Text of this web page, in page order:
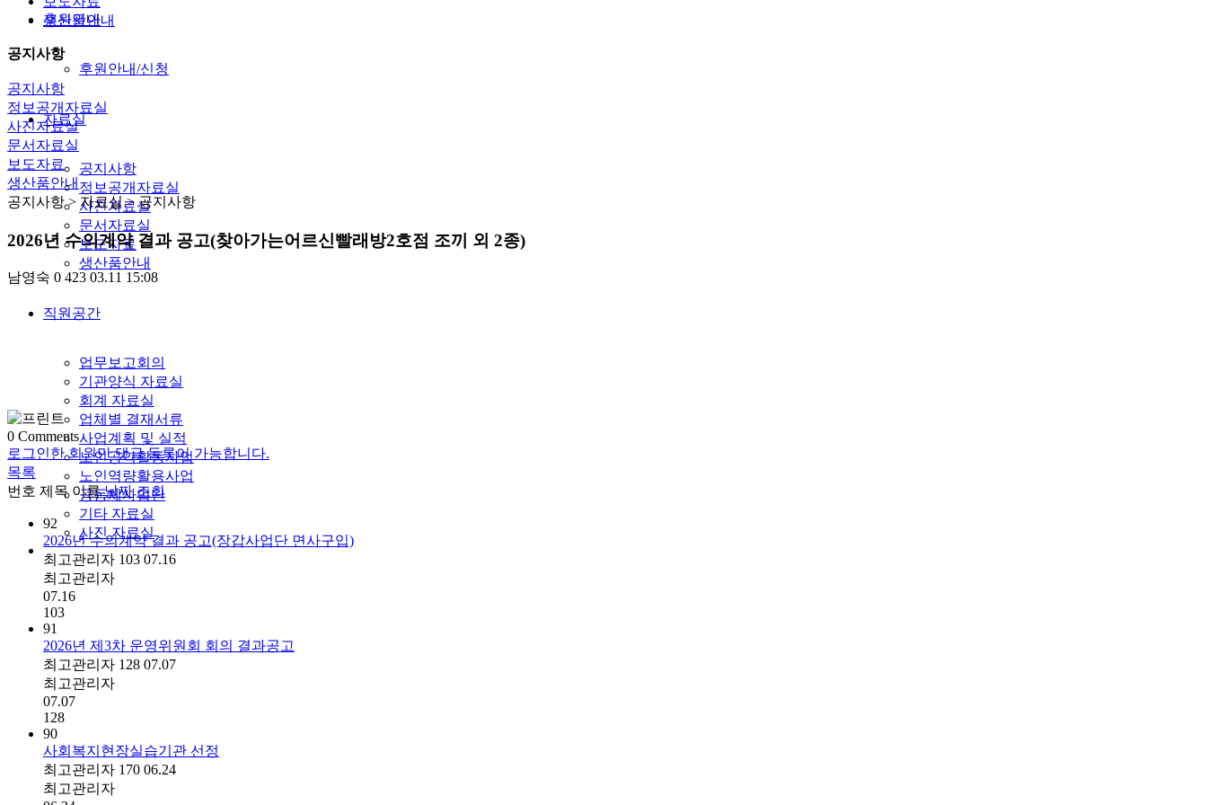
후원안내
후원안내/신청
자료실
공지사항
정보공개자료실
사진자료실
문서자료실
보도자료
생산품안내
직원공간
업무보고회의
기관양식 자료실
회계 자료실
업체별 결재서류
사업계획 및 실적
노인공익활동사업
노인역량활용사업
공동체사업단
기타 자료실
사진 자료실
생산품안내
공지사항
공지사항
정보공개자료실
사진자료실
문서자료실
보도자료
생산품안내
공지사항 > 자료실 > 공지사항
2026년 수의계약 결과 공고(찾아가는어르신빨래방2호점 조끼 외 2종)
남영숙 0 423 03.11 15:08
0 Comments
로그인한 회원만 댓글 등록이 가능합니다.
목록
번호 제목 이름 날짜 조회
92
2026년 수의계약 결과 공고(장갑사업단 면사구입)
최고관리자 103 07.16
최고관리자
07.16
103
91
2026년 제3차 운영위원회 회의 결과공고
최고관리자 128 07.07
최고관리자
07.07
128
90
사회복지현장실습기관 선정
최고관리자 170 06.24
최고관리자